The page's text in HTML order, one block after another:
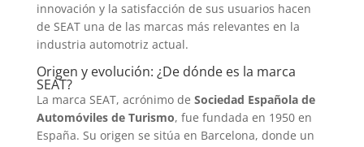
innovación y la satisfacción de sus usuarios hacen
de SEAT una de las marcas más relevantes en la
industria automotriz actual.
Origen y evolución: ¿De dónde es la marca
SEAT?
La marca SEAT, acrónimo de Sociedad Española de
Automóviles de Turismo, fue fundada en 1950 en
España. Su origen se sitúa en Barcelona, donde un